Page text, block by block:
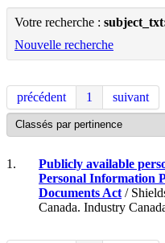
Votre recherche :
Nouvelle recherche
précédent 1 suivant
1.
Publicly available
Personal Information
Documents Act /
Canada. Industry